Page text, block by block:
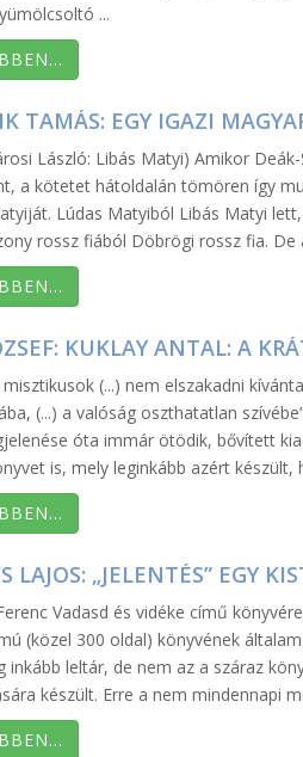
...
TAMÁS: EGY IGAZI
László: Libás Matyi) Amikor
a kötetet hátoldalán tömören így
Lúdas Matyiból Libás Matyi
rossz fiából Döbrögi rossz fia. De
KUKLAY ANTAL: A
misztikusok (...) nem elszakadni
(...) a valóság oszthatatlan
óta immár ötödik, bővített
is, mely leginkább azért
LAJOS: „JELENTÉS” EGY
Vadasd és vidéke című
(közel 300 oldal) könyvének
inkább leltár, de nem az a száraz
készült. Erre a nem mindennapi